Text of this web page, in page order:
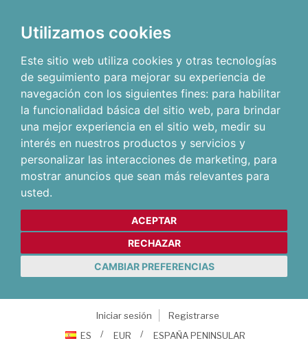
Utilizamos cookies
Este sitio web utiliza cookies y otras tecnologías
de seguimiento para mejorar su experiencia de
navegación con los siguientes fines: para habilitar
la funcionalidad básica del sitio web, para brindar
una mejor experiencia en el sitio web, medir su
interés en nuestros productos y servicios y
personalizar las interacciones de marketing, para
mostrar anuncios que sean más relevantes para
usted.
ACEPTAR
RECHAZAR
CAMBIAR PREFERENCIAS
Iniciar sesión
Registrarse
ES
EUR ESPAÑA PENINSULAR